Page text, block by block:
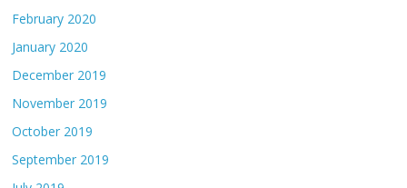
February 2020
January 2020
December 2019
November 2019
October 2019
September 2019